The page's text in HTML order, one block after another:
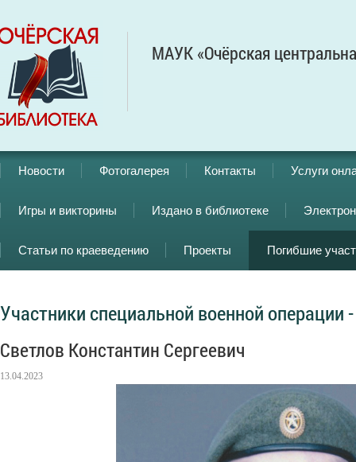
МАУК «Очёрская
Новости Фотогалерея Контакты Услуги
Игры и викторины Издано в библиотеке
Статьи по краеведению Проекты Погибшие
Участники специальной военной операции
Светлов Константин Сергеевич
13.04.2023